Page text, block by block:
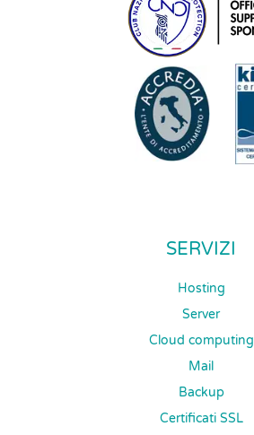
SERVIZI
Hosting
Server
Cloud computing
Mail
Backup
Certificati SSL